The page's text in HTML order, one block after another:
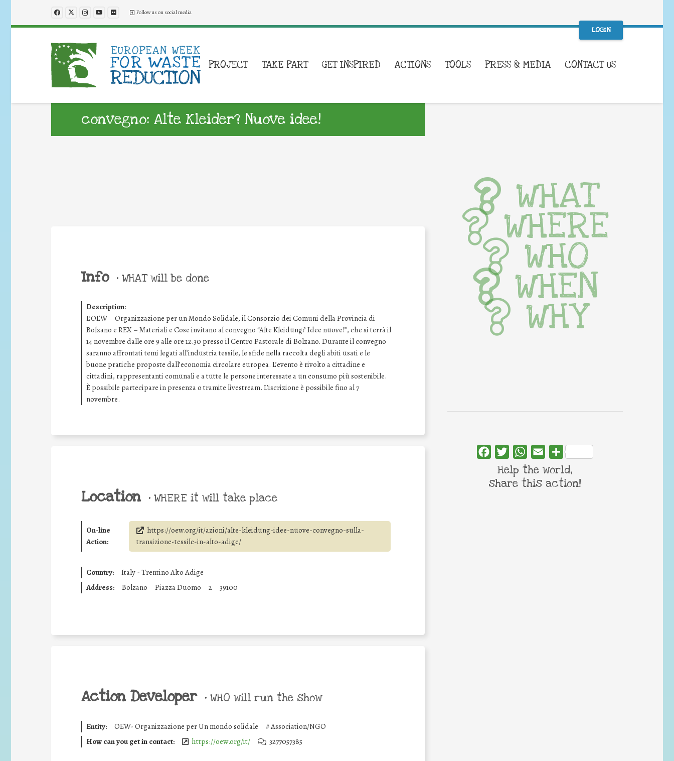
Follow us on social media
LOGIN
PROJECT TAKE PART GET INSPIRED ACTIONS TOOLS PRESS & MEDIA CONTACT US
convegno: Alte Kleider? Nuove idee!
Info • WHAT will be done
Description:
L’OEW – Organizzazione per un Mondo Solidale, il Consorzio dei Comuni della Provincia di
Bolzano e REX – Materiali e Cose invitano al convegno “Alte Kleidung? Idee nuove!”, che si terrà il
14 novembre dalle ore 9 alle ore 12.30 presso il Centro Pastorale di Bolzano. Durante il convegno
saranno affrontati temi legati all’industria tessile, le sfide nella raccolta degli abiti usati e le
buone pratiche proposte dall’economia circolare europea. L’evento è rivolto a cittadine e
cittadini, rappresentanti comunali e a tutte le persone interessate a un consumo più sostenibile.
È possibile partecipare in presenza o tramite livestream. L’iscrizione è possibile fino al 7
novembre.
Location • WHERE it will take place
On-line
Action:
https://oew.org/it/azioni/alte-kleidung-idee-nuove-convegno-sulla-
transizione-tessile-in-alto-adige/
Country:
Italy - Trentino Alto Adige
Address:
Bolzano Piazza Duomo 2 39100
Action Developer • WHO will run the show
Entity: OEW- Organizzazione per Un mondo solidale #Association/NGO
How can you get in contact:
https://oew.org/it/ 3277057385
WHAT
WHERE
WHO
WHEN
WHY
FacebookTwitterWhatsApp
Email Share
Help the world,
share this action!